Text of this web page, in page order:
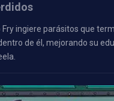
Fry ingiere parásitos que
de él, mejorando su